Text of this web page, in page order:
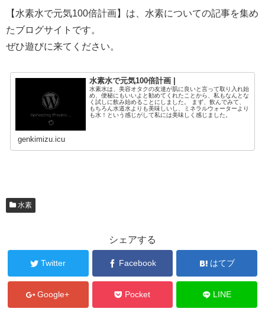
【水素水で元気100倍計画】は、水素についての記事を集め
たブログサイトです。
ぜひ遊びに来てください。
水素水で元気100倍計画 |
水素水は、美容オタクの友達が肌に良いと言って取り入れ始
め、便秘にもいいよと勧めてくれたことから、私もなんとな
く試しに飲み始めることにしました。 まず、飲んでみて、
もちろん水道水よりも美味しいし、ミネラルウォーターより
も水！という感じがして私には美味しく感じました。
genkimizu.icu
水素
シェアする
Twitter Facebook はてブ
Google+ Pocket LINE